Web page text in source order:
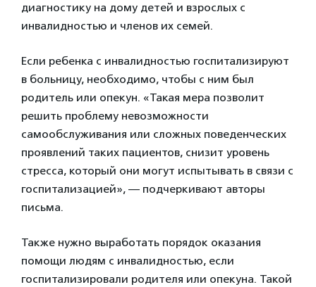
диагностику на дому детей и взрослых с
инвалидностью и членов их семей.
Если ребенка с инвалидностью госпитализируют
в больницу, необходимо, чтобы с ним был
родитель или опекун. «Такая мера позволит
решить проблему невозможности
самообслуживания или сложных поведенческих
проявлений таких пациентов, снизит уровень
стресса, который они могут испытывать в связи с
госпитализацией», — подчеркивают авторы
письма.
Также нужно выработать порядок оказания
помощи людям с инвалидностью, если
госпитализировали родителя или опекуна. Такой